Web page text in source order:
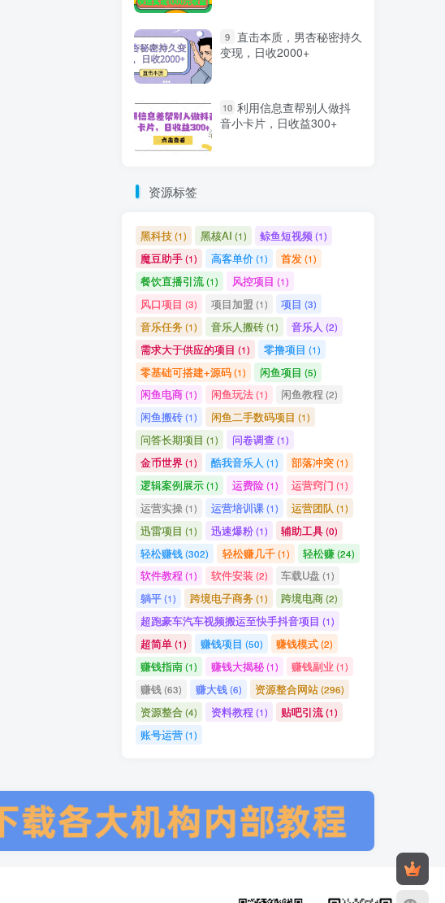
9 直击本质，男杏秘密持久
变现，日收2000+
10 利用信息查帮别人做抖
音小卡片，日收益300+
资源标签
黑科技(1) 黑核AI (1) 鲸鱼短视频(1)
魔豆助手(1) 高客单价(1) 首发(1)
餐饮直播引流(1) 风控项目 (1)
风口项目 (3) 项目加盟 (1) 项目 (3)
音乐任务(1) 音乐人搬砖(1) 音乐人 (2)
需求大于供应的项目 (1) 零撸项目 (1)
零基础可搭建+源码(1) 闲鱼项目 (5)
闲鱼电商(1) 闲鱼玩法(1) 闲鱼教程 (2)
闲鱼搬砖(1) 闲鱼二手数码项目 (1)
问答长期项目 (1) 问卷调查(1)
金币世界(1) 酷我音乐人 (1) 部落冲突(1)
逻辑案例展示(1) 运费险(1) 运营窍门 (1)
运营实操(1) 运营培训课(1) 运营团队 (1)
迅雷项目 (1) 迅速爆粉(1) 辅助工具(0)
轻松赚钱(302) 轻松赚几千(1) 轻松赚(24)
软件教程 (1) 软件安装 (2) 车载U盘 (1)
躺平(1) 跨境电子商务(1) 跨境电商(2)
超跑豪车汽车视频搬运至快手抖音项目 (1)
超简单(1) 赚钱项目 (50) 赚钱模式(2)
赚钱指南(1) 赚钱大揭秘(1) 赚钱副业 (1)
赚钱(63) 赚大钱(6) 资源整合网站(296)
资源整合(4) 资料教程 (1) 贴吧引流(1)
账号运营(1)